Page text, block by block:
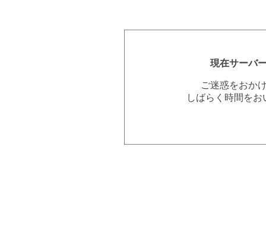
現在サーバ
ご迷惑をおか
しばらく時間を